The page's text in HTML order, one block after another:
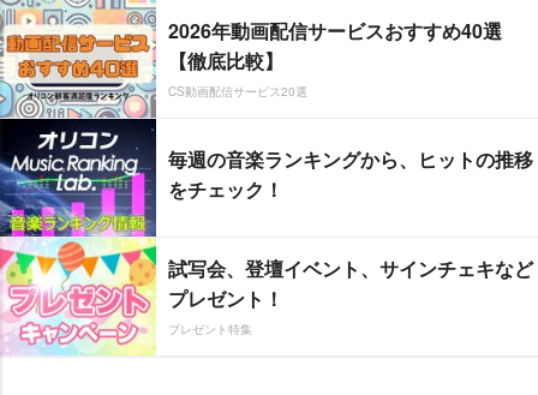
2026年動画配信サービスおすすめ40選
【徹底比較】
CS動画配信サービス20選
毎週の音楽ランキングから、ヒットの推移
をチェック！
試写会、登壇イベント、サインチェキなど
プレゼント！
プレゼント特集